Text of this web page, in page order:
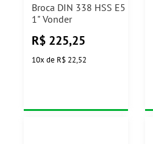
Broca DIN 338 HSS E5
1" Vonder
R$ 225,25
10x de R$ 22,52